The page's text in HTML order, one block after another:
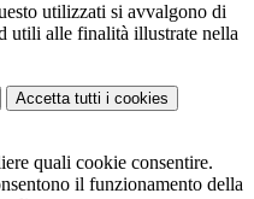
utilizzati si avvalgono di
utili alle finalità illustrate nella
Accetta tutti i cookies
quali cookie consentire.
il funzionamento della